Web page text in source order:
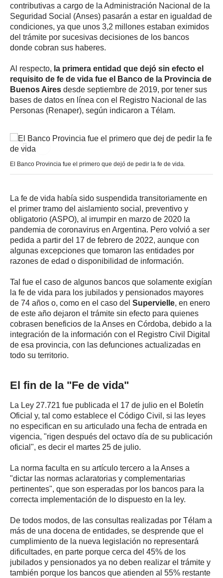
contributivas a cargo de la Administración Nacional de la
Seguridad Social (Anses) pasarán a estar en igualdad de
condiciones, ya que unos 3,2 millones estaban eximidos
del trámite por sucesivas decisiones de los bancos
donde cobran sus haberes.
Al respecto, la primera entidad que dejó sin efecto el
requisito de fe de vida fue el Banco de la Provincia de
Buenos Aires desde septiembre de 2019, por tener sus
bases de datos en línea con el Registro Nacional de las
Personas (Renaper), según indicaron a Télam.
El Banco Provincia fue el primero que dejó de pedir la fe de vida.
La fe de vida había sido suspendida transitoriamente en
el primer tramo del aislamiento social, preventivo y
obligatorio (ASPO), al irrumpir en marzo de 2020 la
pandemia de coronavirus en Argentina. Pero volvió a ser
pedida a partir del 17 de febrero de 2022, aunque con
algunas excepciones que tomaron las entidades por
razones de edad o disponibilidad de información.
Tal fue el caso de algunos bancos que solamente exigían
la fe de vida para los jubilados y pensionados mayores
de 74 años o, como en el caso del Supervielle, en enero
de este año dejaron el trámite sin efecto para quienes
cobrasen beneficios de la Anses en Córdoba, debido a la
integración de la información con el Registro Civil Digital
de esa provincia, con las defunciones actualizadas en
todo su territorio.
El fin de la "Fe de vida"
La Ley 27.721 fue publicada el 17 de julio en el Boletín
Oficial y, tal como establece el Código Civil, si las leyes
no especifican en su articulado una fecha de entrada en
vigencia, "rigen después del octavo día de su publicación
oficial", es decir el martes 25 de julio.
La norma faculta en su artículo tercero a la Anses a
"dictar las normas aclaratorias y complementarias
pertinentes", que son esperadas por los bancos para la
correcta implementación de lo dispuesto en la ley.
De todos modos, de las consultas realizadas por Télam a
más de una docena de entidades, se desprende que el
cumplimiento de la nueva legislación no representará
dificultades, en parte porque cerca del 45% de los
jubilados y pensionados ya no deben realizar el trámite y
también porque los bancos que atienden al 55% restante